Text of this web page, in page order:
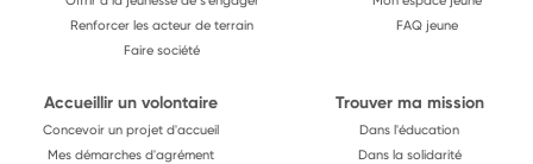
Renforcer les acteur de terrain
Faire société
FAQ jeune
Accueillir un volontaire
Concevoir un projet d'accueil
Mes démarches d'agrément
Trouver ma mission
Dans l'éducation
Dans la solidarité